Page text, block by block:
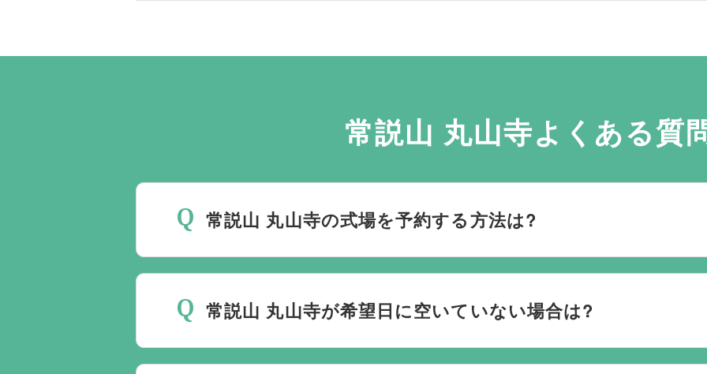
常説山 丸山寺よくある質
常説山 丸山寺の式場を予約する方法は?
種手続きまで、すべて一貫してお手伝いいたします。
常説山 丸山寺が希望日に空いていない場合は?